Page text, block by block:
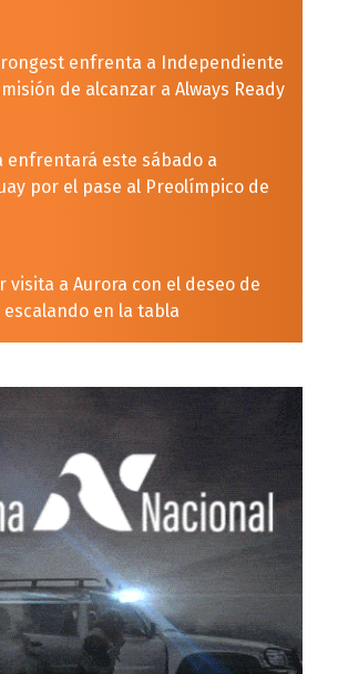
enfrenta a Independiente
de alcanzar a Always Ready
enfrentará este sábado a
por el pase al Preolímpico de
visita a Aurora con el deseo de
escalando en la tabla